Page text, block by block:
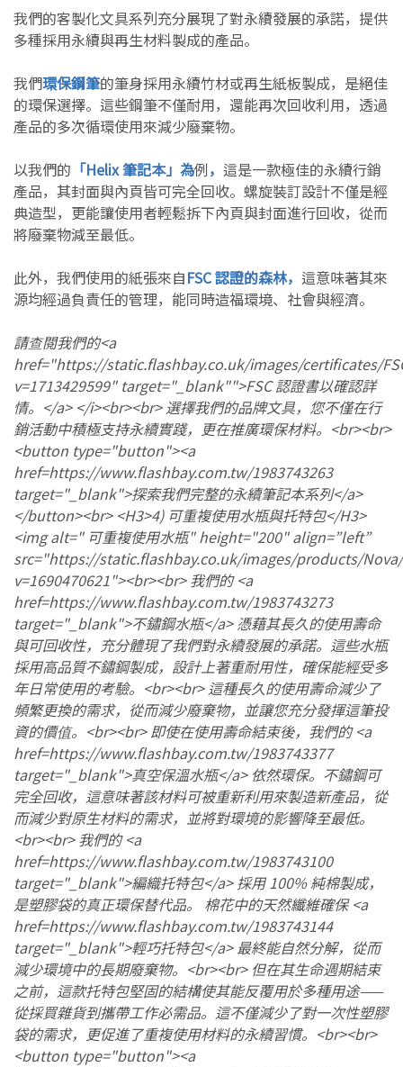
我們的客製化文具系列充分展現了對永續發展的承諾，提供
多種採用永續與再生材料製成的產品。
我們環保鋼筆的筆身採用永續竹材或再生紙板製成，是絕佳
的環保選擇。這些鋼筆不僅耐用，還能再次回收利用，透過
產品的多次循環使用來減少廢棄物。
以我們的 「Helix 筆記本」為例， 這是一款極佳的永續行銷
產品，其封面與內頁皆可完全回收。螺旋裝訂設計不僅是經
典造型，更能讓使用者輕鬆拆下內頁與封面進行回收，從而
將廢棄物減至最低。
此外，我們使用的紙張來自FSC 認證的森林， 這意味著其來
源均經過負責任的管理，能同時造福環境、社會與經濟。
請查閱我們的<a
href="https://static.flashbay.co.uk/images/certificates/
v=1713429599" target="_blank"">FSC 認證書以確認詳
情。</a> </i><br><br> 選擇我們的品牌文具，您不僅在行
銷活動中積極支持永續實踐，更在推廣環保材料。<br><br>
<button type="button"><a
href=https://www.flashbay.com.tw/1983743263
target="_blank">探索我們完整的永續筆記本系列</a>
</button><br> <H3>4) 可重複使用水瓶與托特包</H3>
<img alt=" 可重複使用水瓶" height="200" align=”left”
src="https://static.flashbay.co.uk/images/products/
v=1690470621"><br><br> 我們的 <a
href=https://www.flashbay.com.tw/1983743273
target="_blank">不鏽鋼水瓶</a> 憑藉其長久的使用壽命
與可回收性，充分體現了我們對永續發展的承諾。這些水瓶
採用高品質不鏽鋼製成，設計上著重耐用性，確保能經受多
年日常使用的考驗。<br><br> 這種長久的使用壽命減少了
頻繁更換的需求，從而減少廢棄物，並讓您充分發揮這筆投
資的價值。<br><br> 即使在使用壽命結束後，我們的 <a
href=https://www.flashbay.com.tw/1983743377
target="_blank">真空保溫水瓶</a> 依然環保。不鏽鋼可
完全回收，這意味著該材料可被重新利用來製造新產品，從
而減少對原生材料的需求，並將對環境的影響降至最低。
<br><br> 我們的 <a
href=https://www.flashbay.com.tw/1983743100
target="_blank">編織托特包</a> 採用 100% 純棉製成，
是塑膠袋的真正環保替代品。 棉花中的天然纖維確保 <a
href=https://www.flashbay.com.tw/1983743144
target="_blank">輕巧托特包</a> 最終能自然分解，從而
減少環境中的長期廢棄物。<br><br> 但在其生命週期結束
之前，這款托特包堅固的結構使其能反覆用於多種用途——
從採買雜貨到攜帶工作必需品。這不僅減少了對一次性塑膠
袋的需求，更促進了重複使用材料的永續習慣。<br><br>
<button type="button"><a